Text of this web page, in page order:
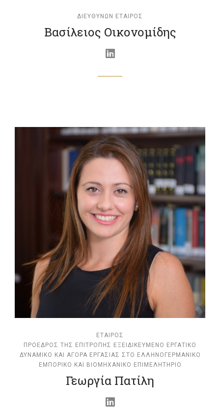
ΔΙΕΥΘΎΝΩΝ ΕΤΑΊΡΟΣ
Βασίλειος Οικονομίδης
ΕΤΑΊΡΟΣ
ΠΡΟΕΔΡΟΣ ΤΗΣ ΕΠΙΤΡΟΠΗΣ ΕΞΕΙΔΙΚΕΥΜΕΝΟ ΕΡΓΑΤΙΚΟ
ΔΥΝΑΜΙΚΟ ΚΑΙ ΑΓΟΡΑ ΕΡΓΑΣΙΑΣ ΣΤΟ ΕΛΛΗΝΟΓΕΡΜΑΝΙΚΟ
ΕΜΠΟΡΙΚΟ ΚΑΙ ΒΙΟΜΗΧΑΝΙΚΟ ΕΠΙΜΕΛΗΤΗΡΙΟ
Γεωργία Πατίλη